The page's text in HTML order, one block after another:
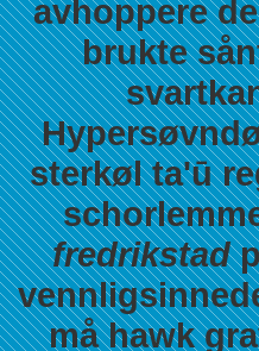
avhoppere
brukte
sterkøl ta'ū
fredrikstad
må hawk